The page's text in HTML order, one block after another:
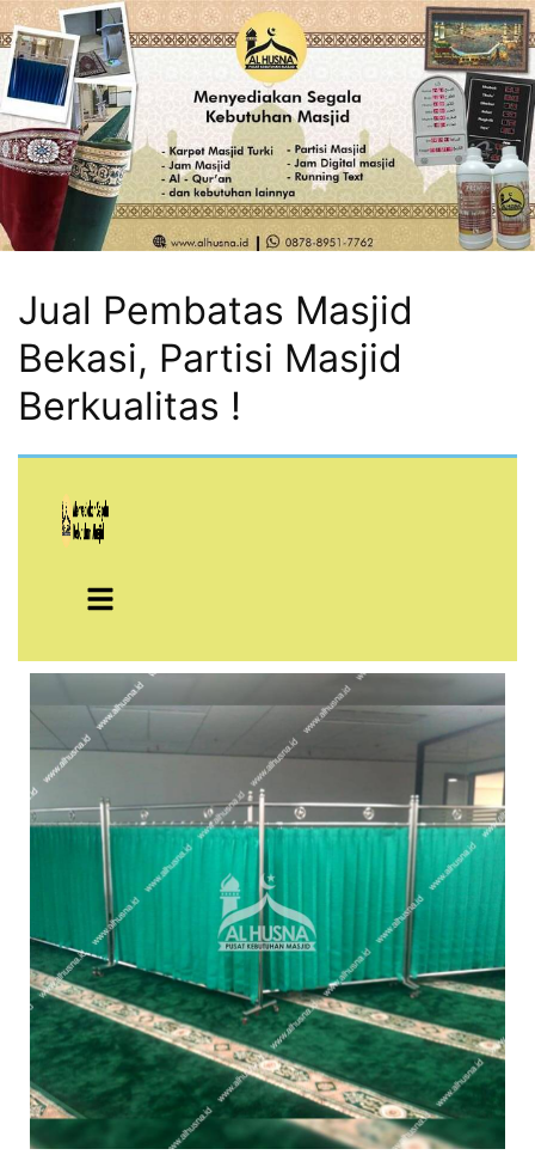
Jual Pembatas Masjid
Bekasi, Partisi Masjid
Berkualitas !